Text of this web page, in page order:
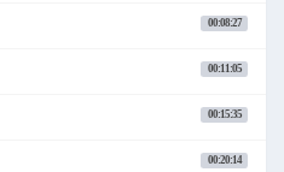
00:08:27
00:11:05
00:15:35
00:20:14